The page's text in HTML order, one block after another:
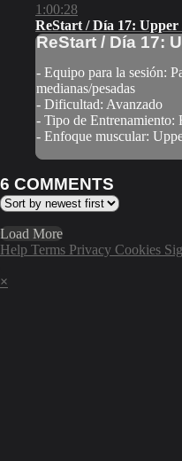
1:00:28
ReStart / Día 17:
ReStart / Día 17:
- Equipo para la sesión:
medianas/pesadas
- Dificultad: Avanzado
- Tipo de Entrenamiento:
- Enfoque muscular:
6 COMMENTS
Load More
Help Terms Privacy Cookies
×